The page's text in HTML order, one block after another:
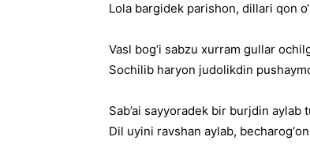
Lola bargidek parishon, dillari qon
Vasl bog‘i sabzu xurram gullar
Sochilib haryon judolikdin
Sab’ai sayyoradek bir burjdin aylab
Dil uyini ravshan aylab, becharog‘on